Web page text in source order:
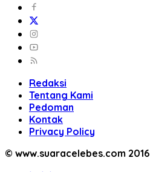
Redaksi
Tentang Kami
Pedoman
Kontak
Privacy Policy
© www.suaracelebes.com 2016